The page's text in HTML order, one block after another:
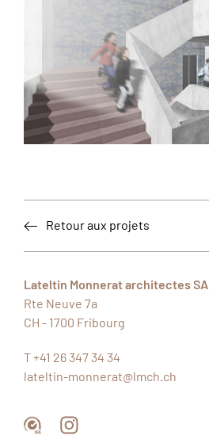
Retour aux projets
Lateltin Monnerat architectes SA
Rte Neuve 7a
CH - 1700 Fribourg
T +41 26 347 34 34
lateltin-monnerat@lmch.ch